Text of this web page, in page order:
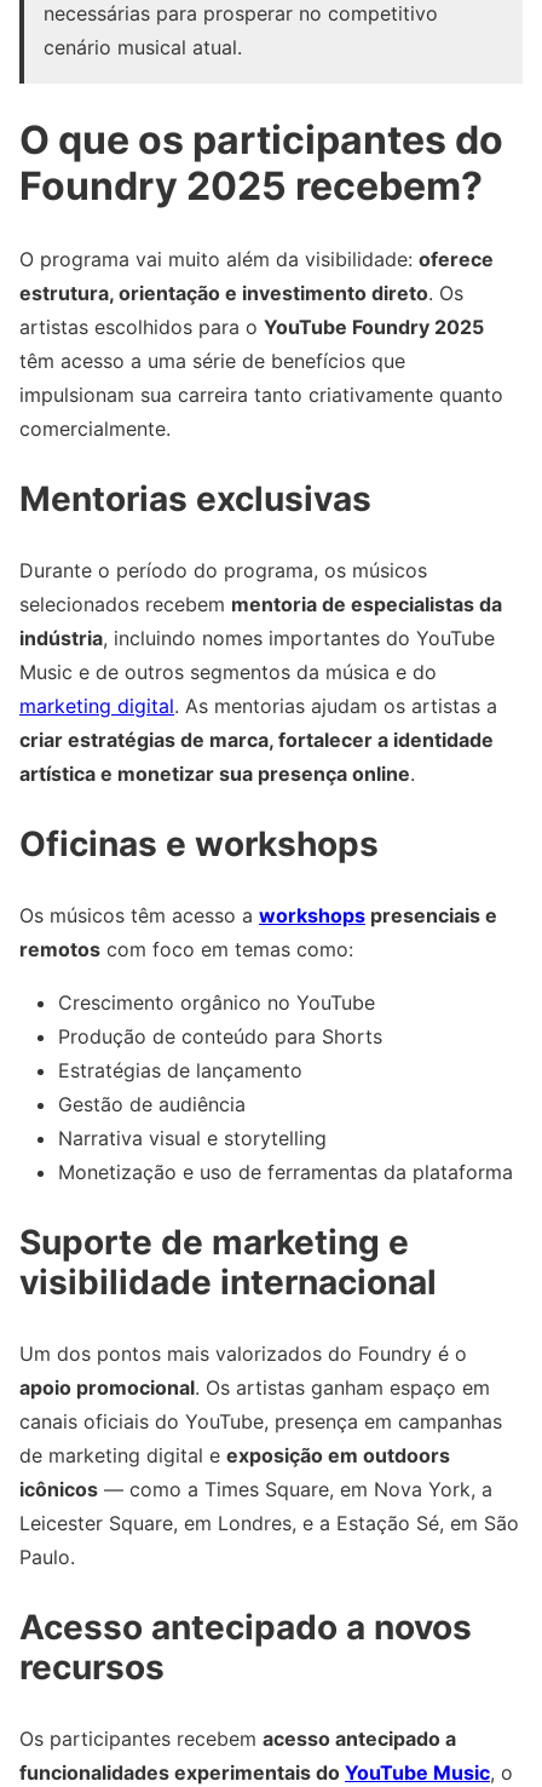
necessárias para prosperar no competitivo
cenário musical atual.
O que os participantes do
Foundry 2025 recebem?
O programa vai muito além da visibilidade: oferece
estrutura, orientação e investimento direto. Os
artistas escolhidos para o YouTube Foundry 2025
têm acesso a uma série de benefícios que
impulsionam sua carreira tanto criativamente quanto
comercialmente.
Mentorias exclusivas
Durante o período do programa, os músicos
selecionados recebem mentoria de especialistas da
indústria, incluindo nomes importantes do YouTube
Music e de outros segmentos da música e do
marketing digital. As mentorias ajudam os artistas a
criar estratégias de marca, fortalecer a identidade
artística e monetizar sua presença online.
Oficinas e workshops
Os músicos têm acesso a workshops presenciais e
remotos com foco em temas como:
Crescimento orgânico no YouTube
Produção de conteúdo para Shorts
Estratégias de lançamento
Gestão de audiência
Narrativa visual e storytelling
Monetização e uso de ferramentas da plataforma
Suporte de marketing e
visibilidade internacional
Um dos pontos mais valorizados do Foundry é o
apoio promocional. Os artistas ganham espaço em
canais oficiais do YouTube, presença em campanhas
de marketing digital e exposição em outdoors
icônicos — como a Times Square, em Nova York, a
Leicester Square, em Londres, e a Estação Sé, em São
Paulo.
Acesso antecipado a novos
recursos
Os participantes recebem acesso antecipado a
funcionalidades experimentais do YouTube Music, o